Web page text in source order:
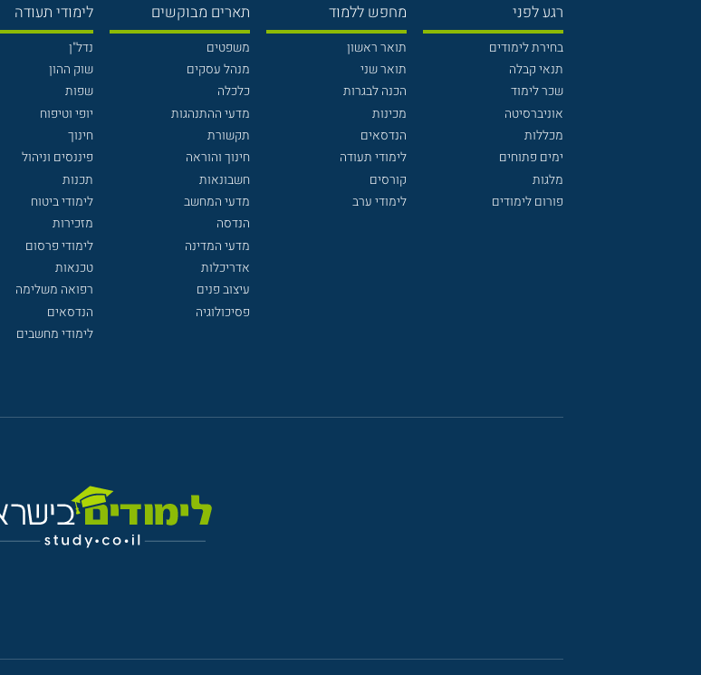
רגע לפני
בחירת לימודים
תנאי קבלה
שכר לימוד
אוניברסיטה
מכללות
ימים פתוחים
מלגות
פורום לימודים
מחפש ללמוד
תואר ראשון
תואר שני
הכנה לבגרות
מכינות
הנדסאים
לימודי תעודה
קורסים
לימודי ערב
תארים מבוקשים
משפטים
מנהל עסקים
כלכלה
מדעי ההתנהגות
תקשורת
חינוך והוראה
חשבונאות
מדעי המחשב
הנדסה
מדעי המדינה
אדריכלות
עיצוב פנים
פסיכולוגיה
לימודי תעודה
נדל"ן
שוק ההון
שפות
יופי וטיפוח
חינוך
פיננסים וניהול
תכנות
לימודי ביטוח
מזכירות
לימודי פרסום
טכנאות
רפואה משלימה
הנדסאים
לימודי מחשבים